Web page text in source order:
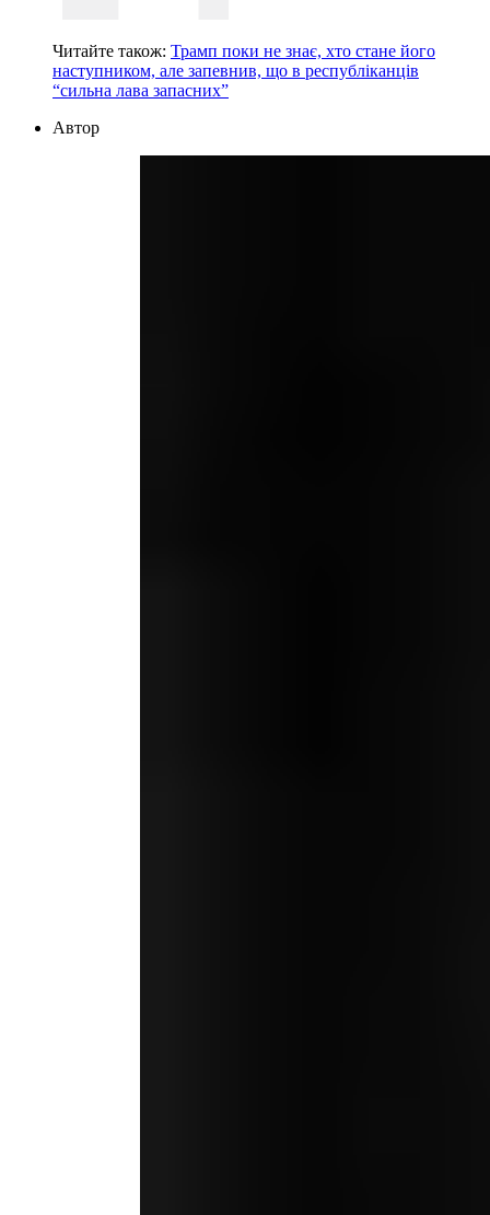
Читайте також: Трамп поки не знає, хто стане його
наступником, але запевнив, що в республіканців
“сильна лава запасних”
Автор